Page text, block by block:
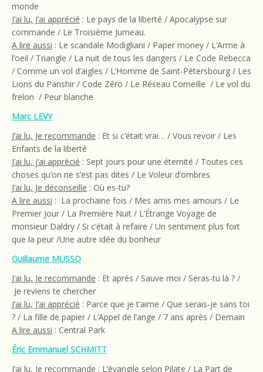
monde
J’ai lu, J’ai apprécié : Le pays de la liberté / Apocalypse sur
commande / Le Troisième Jumeau.
A lire aussi : Le scandale Modigliani / Paper money / L’Arme à
l’oeil / Triangle / La nuit de tous les dangers / Le Code Rebecca
/ Comme un vol d’aigles / L’Homme de Saint-Pétersbourg / Les
Lions du Panshir / Code Zéro / Le Réseau Corneille / Le vol du
frelon / Peur blanche
Marc LEVY
J’ai lu, Je recommande : Et si c’était vrai… / Vous revoir / Les
Enfants de la liberté
J’ai lu, j’ai apprécié : Sept jours pour une éternité / Toutes ces
choses qu’on ne s’est pas dites / Le Voleur d’ombres
J’ai lu, Je déconseille : Où es-tu?
A lire aussi : La prochaine fois / Mes amis mes amours / Le
Premier Jour / La Première Nuit / L’Étrange Voyage de
monsieur Daldry / Si c’était à refaire / Un sentiment plus fort
que la peur /Une autre idée du bonheur
Guillaume MUSSO
J’ai lu, Je recommande : Et après / Sauve moi / Seras-tu là ? /
Je reviens te chercher
J’ai lu, J’ai apprécié : Parce que je t’aime / Que serais-je sans toi
? / La fille de papier / L’Appel de l’ange / 7 ans après / Demain
A lire aussi : Central Park
Éric Emmanuel SCHMITT
J’ai lu, Je recommande : L’évangile selon Pilate / La Part de